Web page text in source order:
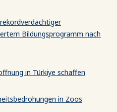
Bildungsprogramm nach
in Türkiye schaffen
in Zoos